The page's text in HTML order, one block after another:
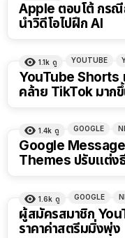
Apple ตอบโต้ กร
นำวิดีโอไปฝึก AI
1.1k ดู YOUTUBE
YouTube Shorts
คล้าย TikTok มาก
1.4k ดู GOOGLE
Google
Themes ปรับแต่ง
1.6k ดู GOOGLE
ผู้สมัครสมาชิก
ราคาค่าสตรีมมิ่งพุ่ง